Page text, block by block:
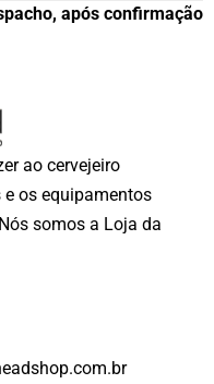
após confirmação
ao cervejeiro
os equipamentos
somos a Loja da